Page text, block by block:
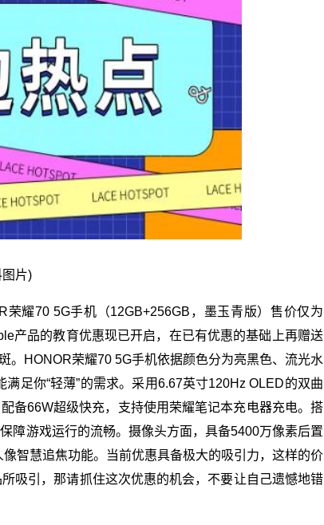
图片)
耀70 5G手机（12GB+256GB，墨玉青版）售价仅为
产品的教育优惠现已开启，在已有优惠的基础上再赠送
。HONOR荣耀70 5G手机依据颜色分为亮黑色、流光水
足你“轻薄”的需求。采用6.67英寸120Hz OLED的双曲
备66W超级快充，支持使用荣耀笔记本充电器充电。搭
障游戏运行的流畅。摄像头方面，具备5400万像素后置
智慧追焦功能。当前优惠具备极大的吸引力，这样的价
吸引，那请抓住这次优惠的机会，不要让自己遗憾地错